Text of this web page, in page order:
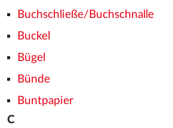
Buchschließe/Buchschnalle
Buckel
Bügel
Bünde
Buntpapier
C